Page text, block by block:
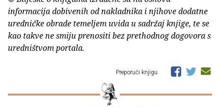
informacija dobivenih od nakladnika i njihove dodatne
uredničke obrade temeljem uvida u sadržaj knjige, te se
kao takve ne smiju prenositi bez prethodnog dogovora s
uredništvom portala.
Preporuči knjigu